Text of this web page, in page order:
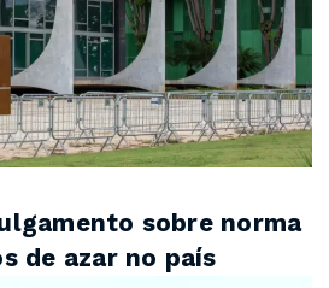
sobre norma
de azar no país